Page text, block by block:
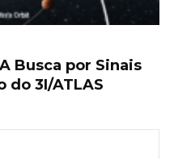
Busca por Sinais
do 3I/ATLAS